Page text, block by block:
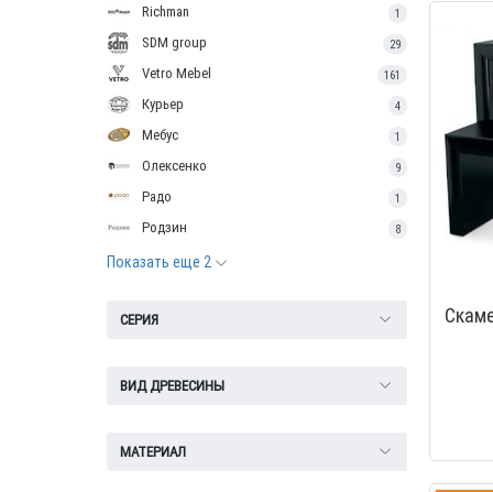
Richman 1
SDM group 29
Vetro Mebel 161
Курьер 4
Мебус 1
Олексенко 9
Радо 1
Родзин 8
Показать еще 2
СЕРИЯ
ВИД ДРЕВЕСИНЫ
МАТЕРИАЛ